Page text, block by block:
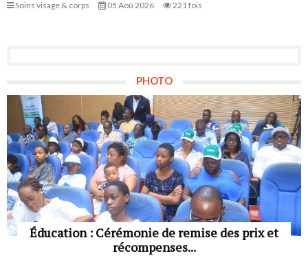
Soins visage & corps 05 Aoû 2026 221 fois
PHOTO
Éducation : Cérémonie de remise des prix et
récompenses...